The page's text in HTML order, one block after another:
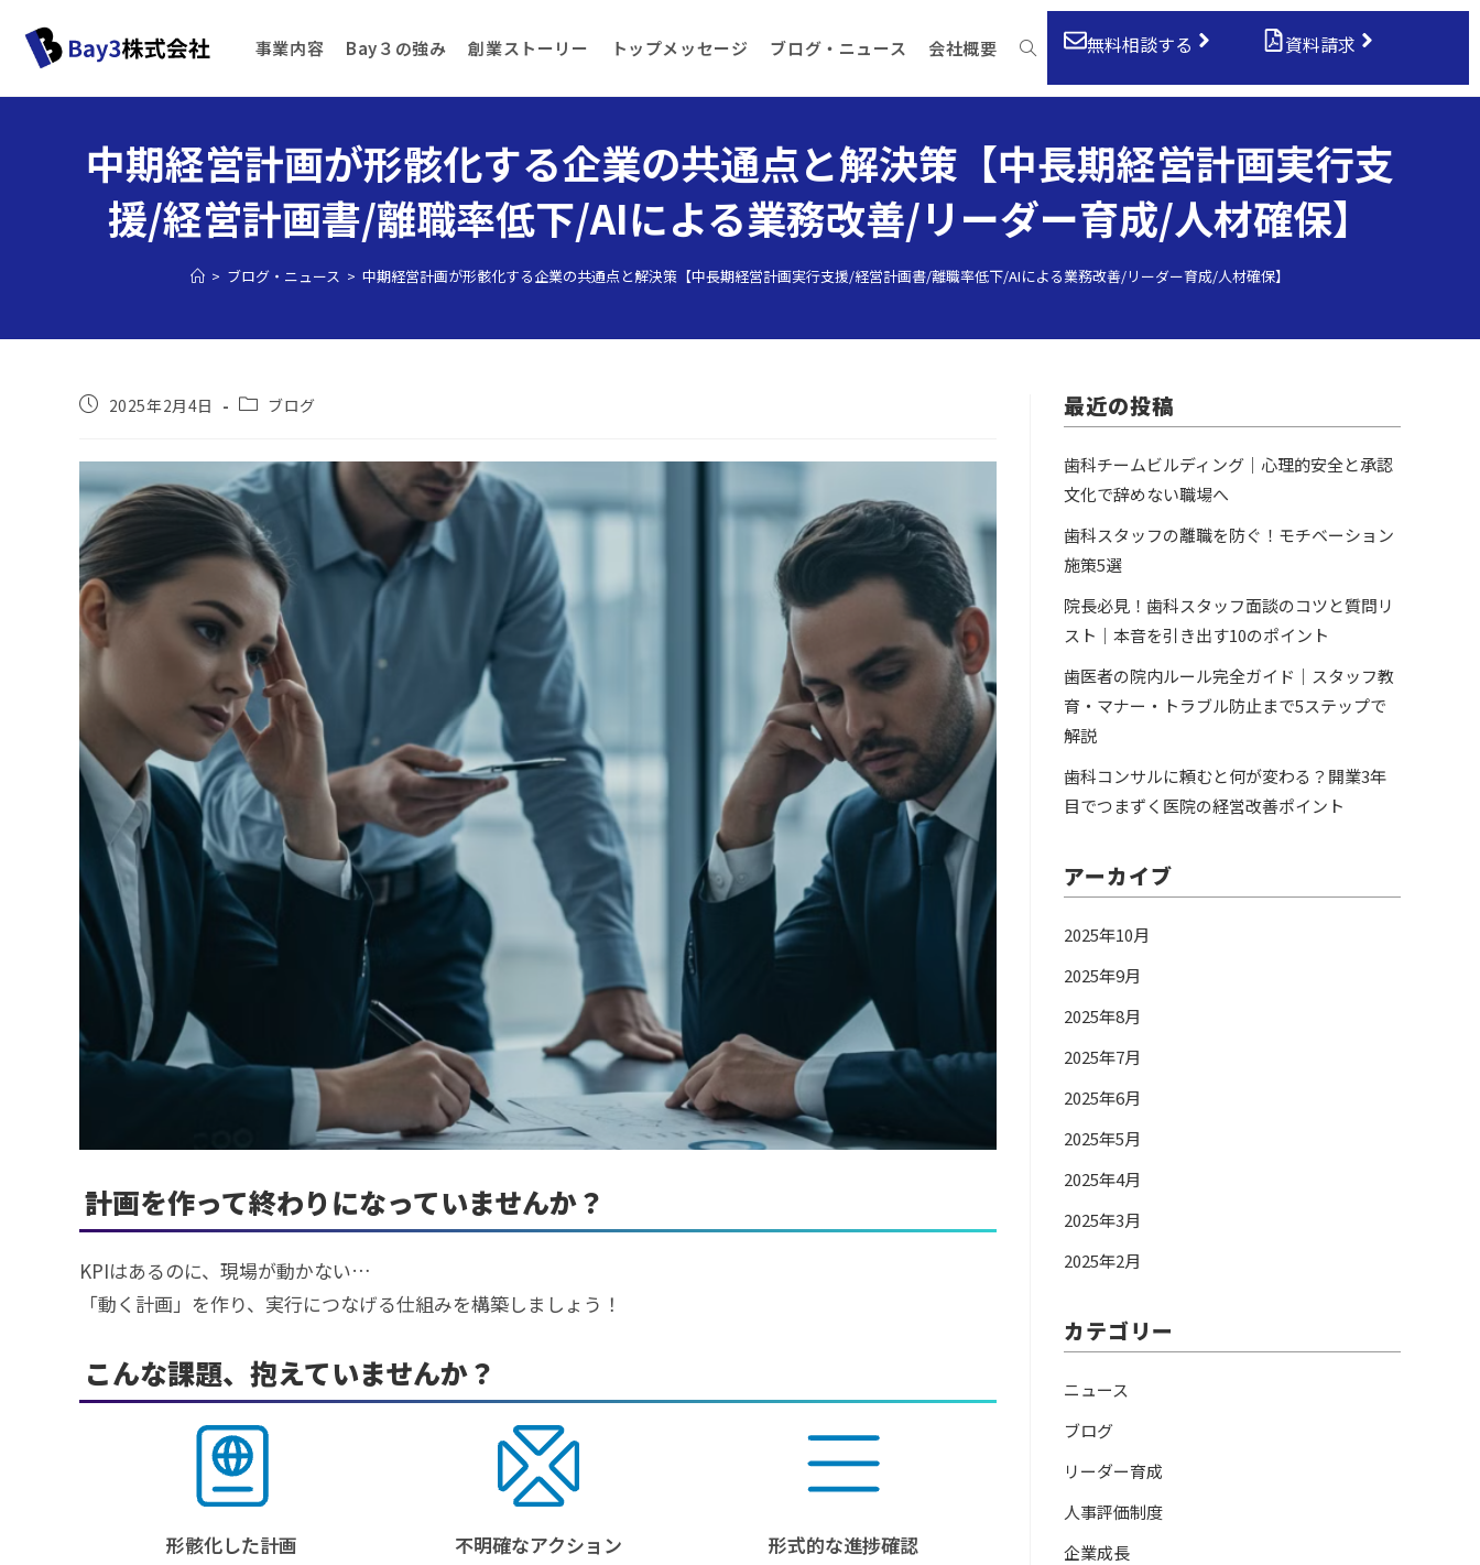
事業内容 Bay３の強み 創業ストーリー トップメッセージ ブログ・ニュース 会社概要 無料相談する 資料請求
中期経営計画が形骸化する企業の共通点と解決策【中長期経営計画実行支
援/経営計画書/離職率低下/AIによる業務改善/リーダー育成/人材確保】
> ブログ・ニュース > 中期経営計画が形骸化する企業の共通点と解決策【中長期経営計画実行支援/経営計画書/離職率低下/AIによる業務改善/リーダー育成/人材確保】
2025年2月4日 ブログ
計画を作って終わりになっていませんか？
KPIはあるのに、現場が動かない…
「動く計画」を作り、実行につなげる仕組みを構築しましょう！
こんな課題、抱えていませんか？
形骸化した計画
不明確なアクション
形式的な進捗確認
最近の投稿
歯科チームビルディング｜心理的安全と承認
文化で辞めない職場へ
歯科スタッフの離職を防ぐ！モチベーション
施策5選
院長必見！歯科スタッフ面談のコツと質問リ
スト｜本音を引き出す10のポイント
歯医者の院内ルール完全ガイド｜スタッフ教
育・マナー・トラブル防止まで5ステップで
解説
歯科コンサルに頼むと何が変わる？開業3年
目でつまずく医院の経営改善ポイント
アーカイブ
2025年10月
2025年9月
2025年8月
2025年7月
2025年6月
2025年5月
2025年4月
2025年3月
2025年2月
カテゴリー
ニュース
ブログ
リーダー育成
人事評価制度
企業成長